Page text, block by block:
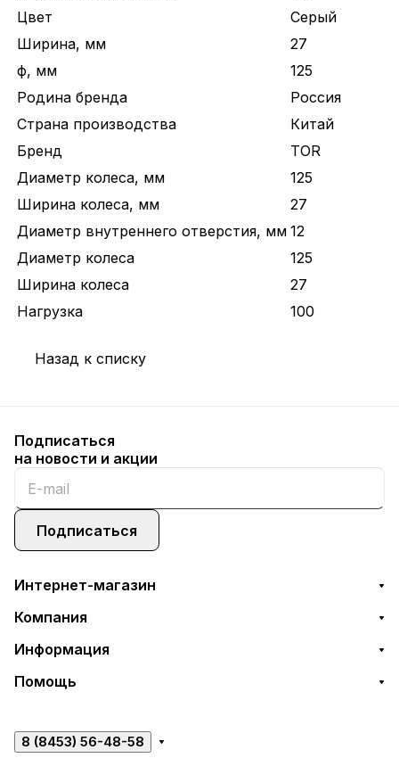
Цвет
Серый
Ширина, мм
27
ф, мм
125
Родина бренда
Россия
Страна производства
Китай
Бренд
TOR
Диаметр колеса, мм
125
Ширина колеса, мм
27
Диаметр внутреннего отверстия, мм 12
Диаметр колеса
125
Ширина колеса
27
Нагрузка
100
Назад к списку
Подписаться
на новости и акции
Подписаться
Интернет-магазин
Компания
Информация
Помощь
8 (8453) 56-48-58